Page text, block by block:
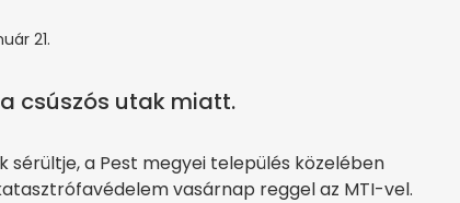
21.
csúszós utak miatt.
sérültje, a Pest megyei település közelében
vasárnap reggel az MTI-vel.